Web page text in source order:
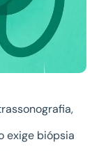
exige biópsia